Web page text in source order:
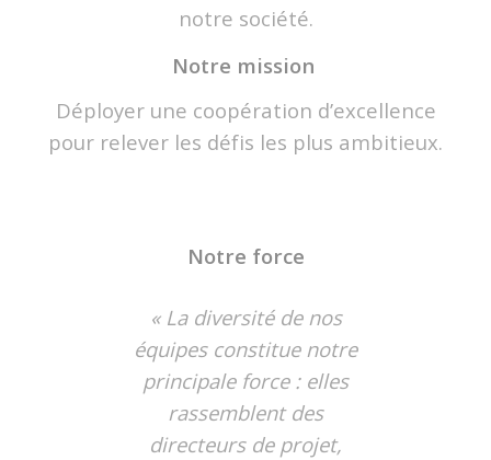
notre société.
Notre mission
Déployer une coopération d’excellence
pour relever les défis les plus ambitieux.
Notre force
« La diversité de nos
équipes constitue notre
principale force : elles
rassemblent des
directeurs de projet,